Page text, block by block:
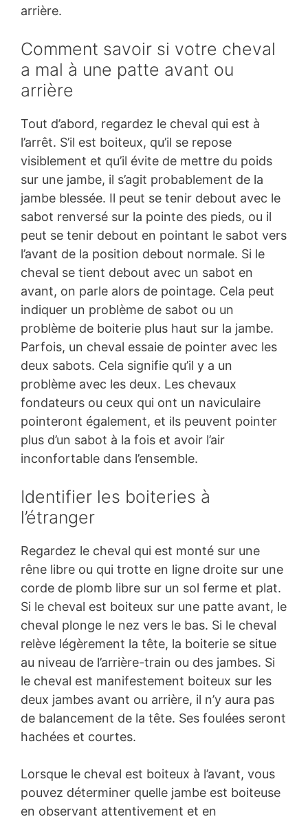
arrière.
Comment savoir si votre cheval
a mal à une patte avant ou
arrière
Tout d’abord, regardez le cheval qui est à
l’arrêt. S’il est boiteux, qu’il se repose
visiblement et qu’il évite de mettre du poids
sur une jambe, il s’agit probablement de la
jambe blessée. Il peut se tenir debout avec le
sabot renversé sur la pointe des pieds, ou il
peut se tenir debout en pointant le sabot vers
l’avant de la position debout normale. Si le
cheval se tient debout avec un sabot en
avant, on parle alors de pointage. Cela peut
indiquer un problème de sabot ou un
problème de boiterie plus haut sur la jambe.
Parfois, un cheval essaie de pointer avec les
deux sabots. Cela signifie qu’il y a un
problème avec les deux. Les chevaux
fondateurs ou ceux qui ont un naviculaire
pointeront également, et ils peuvent pointer
plus d’un sabot à la fois et avoir l’air
inconfortable dans l’ensemble.
Identifier les boiteries à
l’étranger
Regardez le cheval qui est monté sur une
rêne libre ou qui trotte en ligne droite sur une
corde de plomb libre sur un sol ferme et plat.
Si le cheval est boiteux sur une patte avant, le
cheval plonge le nez vers le bas. Si le cheval
relève légèrement la tête, la boiterie se situe
au niveau de l’arrière-train ou des jambes. Si
le cheval est manifestement boiteux sur les
deux jambes avant ou arrière, il n’y aura pas
de balancement de la tête. Ses foulées seront
hachées et courtes.
Lorsque le cheval est boiteux à l’avant, vous
pouvez déterminer quelle jambe est boiteuse
en observant attentivement et en